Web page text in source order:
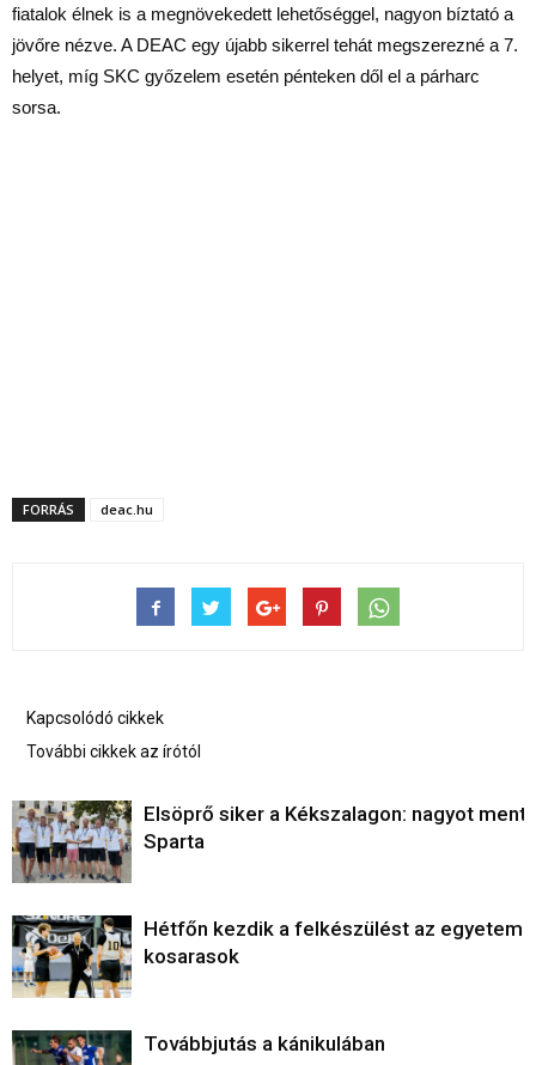
fiatalok élnek is a megnövekedett lehetőséggel, nagyon bíztató a
jövőre nézve. A DEAC egy újabb sikerrel tehát megszerezné a 7.
helyet, míg SKC győzelem esetén pénteken dől el a párharc
sorsa.
FORRÁS deac.hu
Kapcsolódó cikkek
További cikkek az írótól
Elsöprő siker a Kékszalagon: nagyot ment
Sparta
Hétfőn kezdik a felkészülést az egyetemi
kosarasok
Továbbjutás a kánikulában